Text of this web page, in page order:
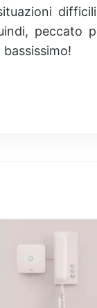
peccato